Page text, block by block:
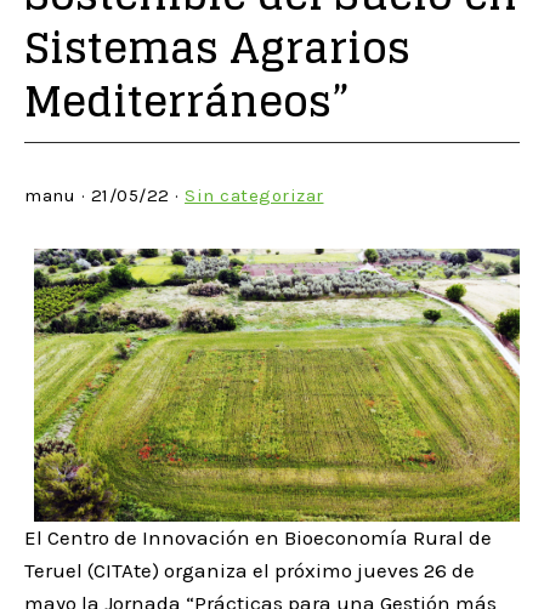
Sistemas Agrarios
Mediterráneos”
manu · 21/05/22 · Sin categorizar
El Centro de Innovación en Bioeconomía Rural de
Teruel (CITAte) organiza el próximo jueves 26 de
mayo la Jornada “Prácticas para una Gestión más